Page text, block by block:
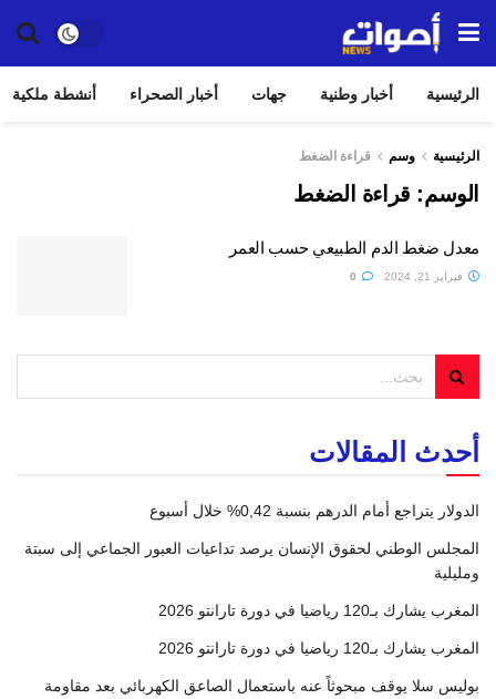
الرئيسية أخبار وطنية جهات أخبار الصحراء أنشطة ملكية
الرئيسية وسم قراءة الضغط
الوسم: قراءة الضغط
معدل ضغط الدم الطبيعي حسب العمر
فبراير 21, 2024
أحدث المقالات
الدولار يتراجع أمام الدرهم بنسبة 0,42% خلال أسبوع
المجلس الوطني لحقوق الإنسان يرصد تداعيات العبور الجماعي إلى سبتة
ومليلية
المغرب يشارك بـ120 رياضيا في دورة تارانتو 2026
المغرب يشارك بـ120 رياضيا في دورة تارانتو 2026
بوليس سلا يوقف مبحوثاً عنه باستعمال الصاعق الكهربائي بعد مقاومة